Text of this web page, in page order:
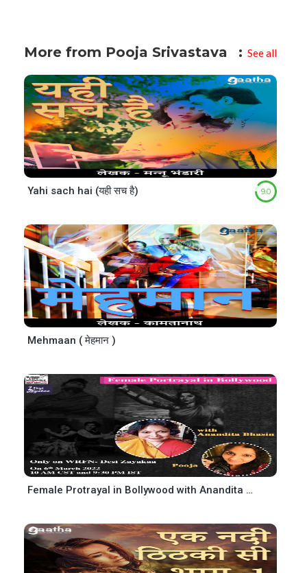
More from Pooja Srivastava See all
Yahi sach hai (यही सच है) 9.0
Mehmaan ( मेहमान )
Female Protrayal in Bollywood with Anandita Bhasin